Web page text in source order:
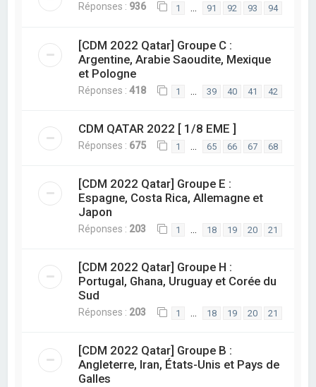
Réponses : 936 1 91 92 93 94
[CDM 2022 Qatar] Groupe C :
Argentine, Arabie Saoudite, Mexique
et Pologne
Réponses :418 1 39 40 41 42
CDM QATAR 2022 [ 1/8 EME ]
Réponses : 675 1 65 66 67 68
[CDM 2022 Qatar] Groupe E :
Espagne, Costa Rica, Allemagne et
Japon
Réponses : 203 1 … 18 19 20 21
[CDM 2022 Qatar] Groupe H :
Portugal, Ghana, Uruguay et Corée du
Sud
Réponses : 203 1 … 18 19 20 21
[CDM 2022 Qatar] Groupe B :
Angleterre, Iran, États-Unis et Pays de
Galles